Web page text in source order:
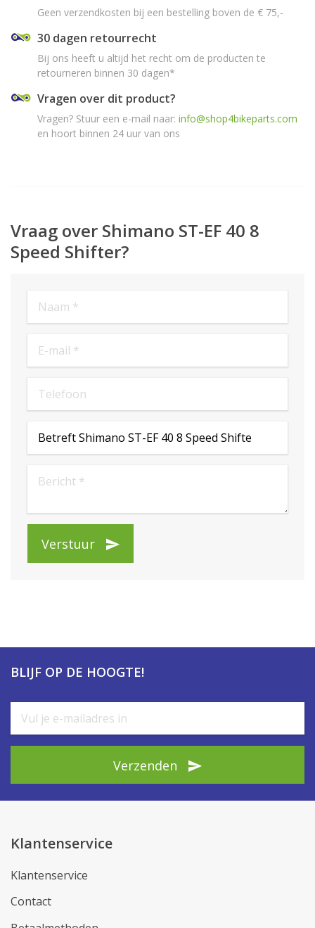
Geen verzendkosten bij een bestelling boven de € 75,-
30 dagen retourrecht
Bij ons heeft u altijd het recht om de producten te
retourneren binnen 30 dagen*
Vragen over dit product?
Vragen? Stuur een e-mail naar: info@shop4bikeparts.com
en hoort binnen 24 uur van ons
Vraag over Shimano ST-EF 40 8
Speed Shifter?
Verstuur
BLIJF OP DE HOOGTE!
Verzenden
Klantenservice
Klantenservice
Contact